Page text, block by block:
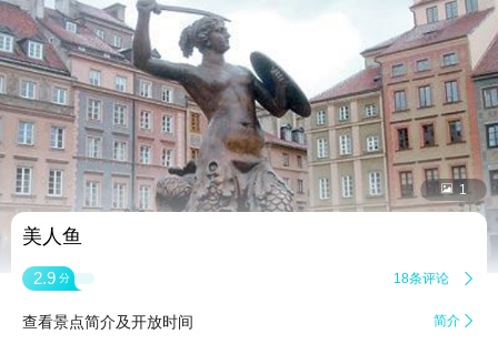
 1
美人鱼
2.9 分 18条评论 
查看景点简介及开放时间 简介 
